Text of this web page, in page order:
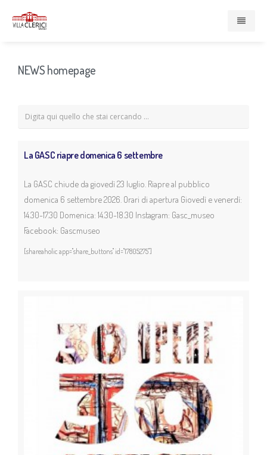
Compagnia di San Paolo
Casa di Redenzione Sociale Onlus
Fondazione La Plata
Immobiliare Due Febbraio S.r.l.
Spazi di Villa Clerici
NEWS homepage
La GASC riapre domenica 6 settembre
La GASC chiude da giovedì 23 luglio. Riapre al pubblico
domenica 6 settembre 2026. Orari di apertura Giovedì e venerdì:
14.30-17.30 Domenica: 14.30-18.30 Instagram: Gasc_museo
Facebook: Gascmuseo
[shareaholic app="share_buttons" id="17805275"]